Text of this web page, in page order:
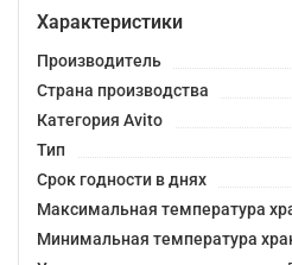
Характеристики
Производитель
Страна производства
Категория Avito
Тип
Срок годности в днях
Максимальная температура
Минимальная температура